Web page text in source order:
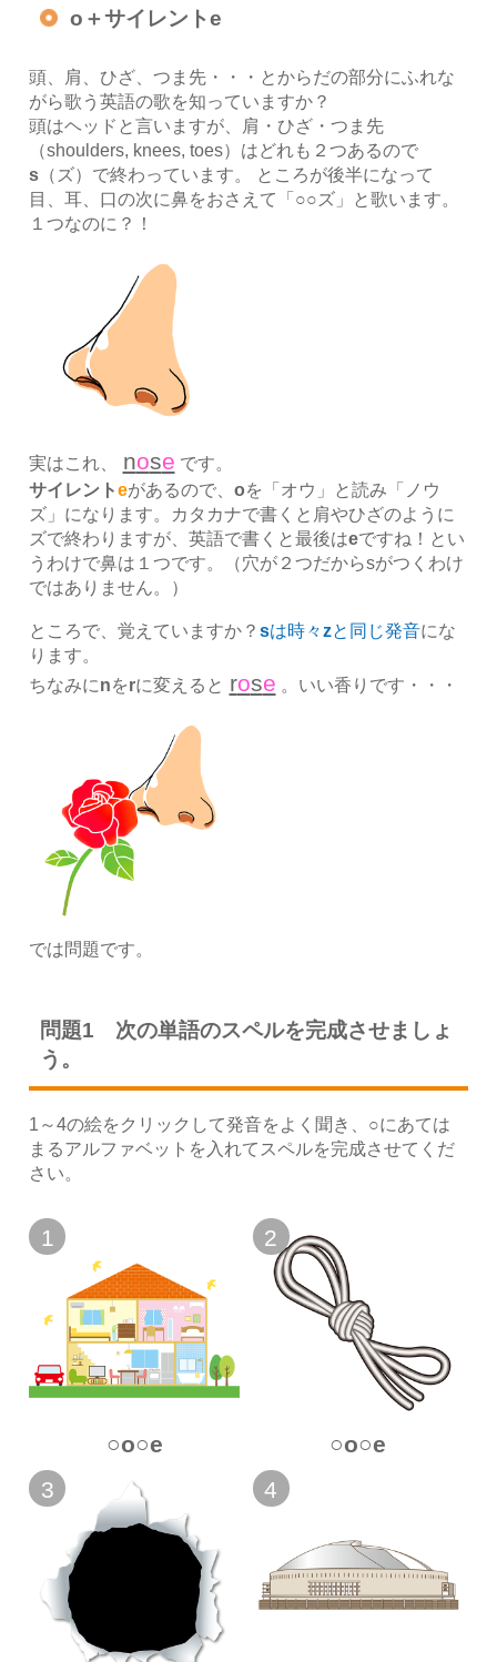
o＋サイレントe
頭、肩、ひざ、つま先・・・とからだの部分にふれな
がら歌う英語の歌を知っていますか？
頭はヘッドと言いますが、肩・ひざ・つま先
（shoulders, knees, toes）はどれも２つあるので
s （ズ）で終わっています。 ところが後半になって
目、耳、口の次に鼻をおさえて「○○ズ」と歌います。
１つなのに？！
実はこれ、 nose です。
サイレントeがあるので、oを「オウ」と読み「ノウ
ズ」になります。カタカナで書くと肩やひざのように
ズで終わりますが、英語で書くと最後はeですね！とい
うわけで鼻は１つです。（穴が２つだからsがつくわけ
ではありません。）
ところで、覚えていますか？sは時々zと同じ発音にな
ります。
ちなみにnをrに変えると rose 。いい香りです・・・
では問題です。
問題1 次の単語のスペルを完成させましょ
う。
1～4の絵をクリックして発音をよく聞き、○にあては
まるアルファベットを入れてスペルを完成させてくだ
さい。
1
○o○e
2
○o○e
3
4